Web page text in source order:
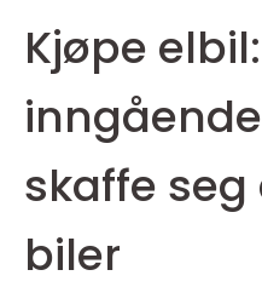
Kjøpe
skaffe
biler